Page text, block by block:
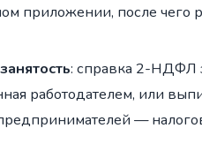
приложении, после чего
: справка 2-НДФЛ
работодателем, или
—